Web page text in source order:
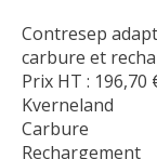
Contresep
carbure et
Prix HT : 196,70
Kverneland
Carbure
Rechargement